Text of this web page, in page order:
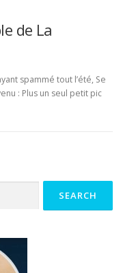
de La
spammé tout l’été, Se
: Plus un seul petit pic